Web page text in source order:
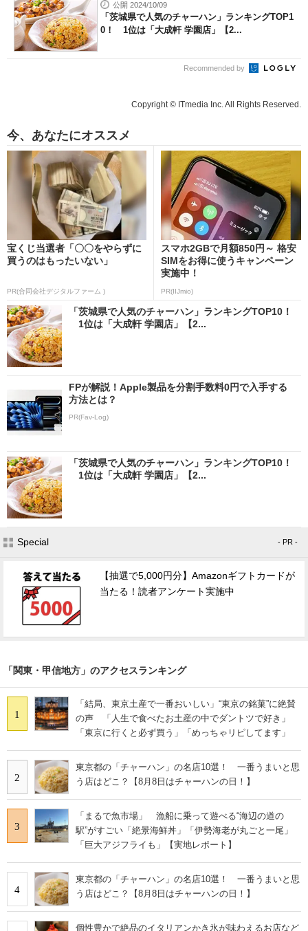
公開 2024/10/09
「茨城県で人気のチャーハン」ランキングTOP1
0！ 1位は「大成軒 学園店」【2...
Recommended by
Copyright © ITmedia Inc. All Rights Reserved.
今、あなたにオススメ
宝くじ当選者「〇〇をやらずに
買うのはもったいない」
PR(合同会社デジタルファーム )
スマホ2GBで月額850円～ 格安
SIMをお得に使うキャンペーン
実施中！
PR(IIJmio)
「茨城県で人気のチャーハン」ランキングTOP10！
1位は「大成軒 学園店」【2...
FPが解説！Apple製品を分割手数料0円で入手する
方法とは？
PR(Fav-Log)
「茨城県で人気のチャーハン」ランキングTOP10！
1位は「大成軒 学園店」【2...
Special - PR -
【抽選で5,000円分】Amazonギフトカードが
当たる！読者アンケート実施中
「関東・甲信地方」のアクセスランキング
1
「結局、東京土産で一番おいしい」“東京の銘菓”に絶賛
の声 「人生で食べたお土産の中でダントツで好き」
「東京に行くと必ず買う」「めっちゃリピしてます」
2
東京都の「チャーハン」の名店10選！ 一番うまいと思
う店はどこ？【8月8日はチャーハンの日！】
3
「まるで魚市場」 漁船に乗って遊べる“海辺の道の
駅”がすごい「絶景海鮮丼」「伊勢海老が丸ごと一尾」
「巨大アジフライも」【実地レポート】
4
東京都の「チャーハン」の名店10選！ 一番うまいと思
う店はどこ？【8月8日はチャーハンの日！】
個性豊かで絶品のイタリアンかき氷が味わえるお店など